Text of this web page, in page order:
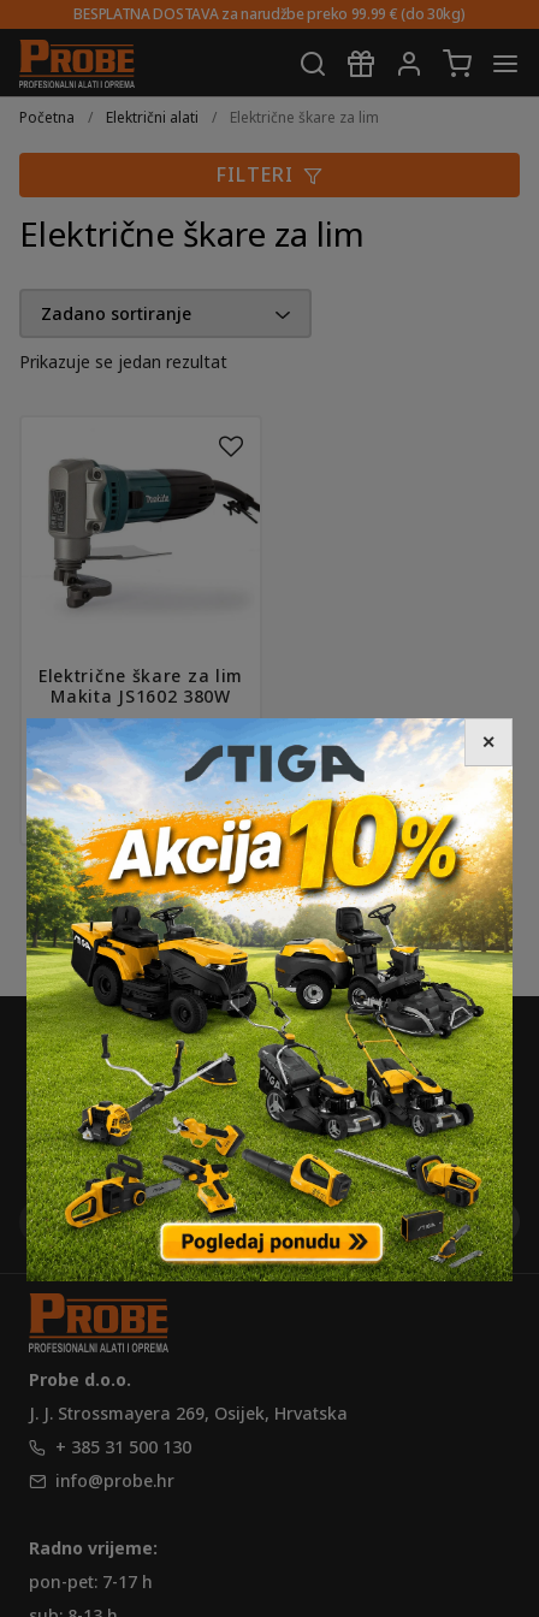
BESPLATNA DOSTAVA za narudžbe preko 99.99 € (do 30kg)
Preskoči
na
Skoči
do
Početna / Električni alati / Električne škare za lim
Električne škare za lim
Prikazuje se jedan rezultat
Električne škare za lim
Makita JS1602 380W
213,90 €
FILTERI
NEWSLETTER
Pretplatite se na naš newsletter i saznajte
najnovije novosti, popuste i akcije.
Probe d.o.o.
J. J. Strossmayera 269, Osijek, Hrvatska
+ 385 31 500 130
info@probe.hr
Radno vrijeme:
pon-pet: 7-17 h
✕